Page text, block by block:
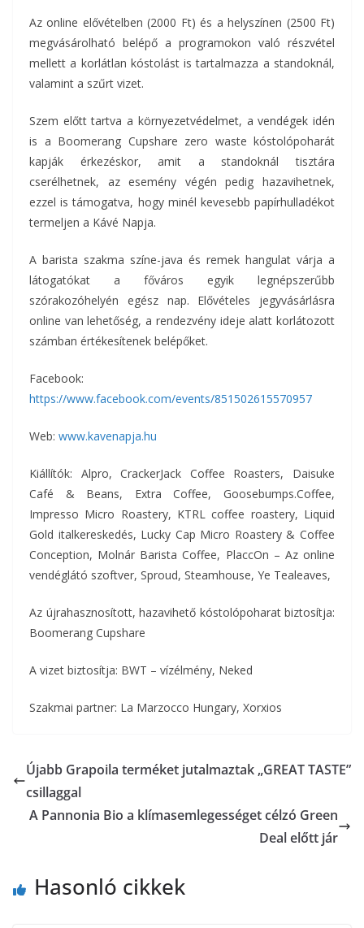
Az online elővételben (2000 Ft) és a helyszínen (2500 Ft)
megvásárolható belépő a programokon való részvétel
mellett a korlátlan kóstolást is tartalmazza a standoknál,
valamint a szűrt vizet.
Szem előtt tartva a környezetvédelmet, a vendégek idén
is a Boomerang Cupshare zero waste kóstolópoharát
kapják érkezéskor, amit a standoknál tisztára
cserélhetnek, az esemény végén pedig hazavihetnek,
ezzel is támogatva, hogy minél kevesebb papírhulladékot
termeljen a Kávé Napja.
A barista szakma színe-java és remek hangulat várja a
látogatókat a főváros egyik legnépszerűbb
szórakozóhelyén egész nap. Elővételes jegyvásárlásra
online van lehetőség, a rendezvény ideje alatt korlátozott
számban értékesítenek belépőket.
Facebook:
https://www.facebook.com/events/851502615570957
Web: www.kavenapja.hu
Kiállítók: Alpro, CrackerJack Coffee Roasters, Daisuke
Café & Beans, Extra Coffee, Goosebumps.Coffee,
Impresso Micro Roastery, KTRL coffee roastery, Liquid
Gold italkereskedés, Lucky Cap Micro Roastery & Coffee
Conception, Molnár Barista Coffee, PlaccOn – Az online
vendéglátó szoftver, Sproud, Steamhouse, Ye Tealeaves,
Az újrahasznosított, hazavihető kóstolópoharat biztosítja:
Boomerang Cupshare
A vizet biztosítja: BWT – vízélmény, Neked
Szakmai partner: La Marzocco Hungary, Xorxios
Újabb Grapoila terméket jutalmaztak „GREAT TASTE”
csillaggal
A Pannonia Bio a klímasemlegességet célzó Green
Deal előtt jár
Hasonló cikkek